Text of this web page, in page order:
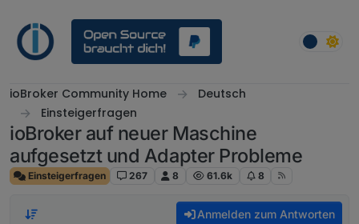
ioBroker Community Home
Deutsch
Einsteigerfragen
ioBroker auf neuer Maschine
aufgesetzt und Adapter Probleme
Einsteigerfragen 267 8 61.6k 8
Anmelden zum Antworten